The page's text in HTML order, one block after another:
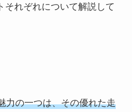
それぞれについて解説して
力の一つは、その優れた走